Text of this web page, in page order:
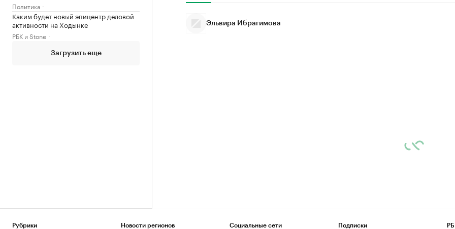
Политика
Каким будет новый эпицентр деловой
активности на Ходынке
РБК и Stone
Загрузить еще
Эльвира Ибрагимова
Рубрики Новости регионов Социальные сети Подписки